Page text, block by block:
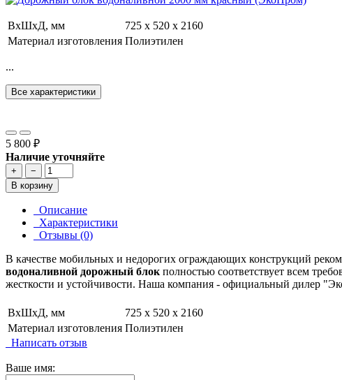
ВxШxД, мм
725 х 520 х 2160
Материал изготовления Полиэтилен
...
Все характеристики
5 800 ₽
Наличие уточняйте
+
−
В корзину
Описание
Характеристики
Отзывы (0)
В качестве мобильных и недорогих ограждающих конструкций
водоналивной дорожный блокполностью соответствует всем
жесткости и устойчивости. Наша компания - официальный дилер
ВxШxД, мм
725 х 520 х 2160
Материал изготовления Полиэтилен
Написать отзыв
Ваше имя: